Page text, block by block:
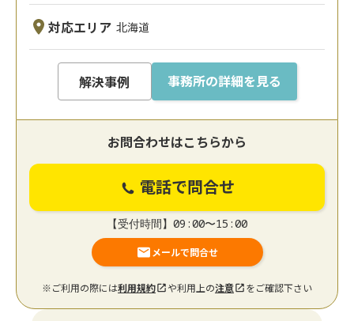
対応エリア 北海道
解決事例 事務所の詳細を見る
お問合わせはこちらから
電話で問合せ
【受付時間】09:00〜15:00
メールで問合せ
※ご利用の際には利用規約 や利用上の注意 をご確認下さい